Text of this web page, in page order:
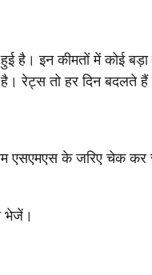
है। इन कीमतों में कोई
रेट्स तो हर दिन बदलते
एसएमएस के जरिए चेक
भेजें।